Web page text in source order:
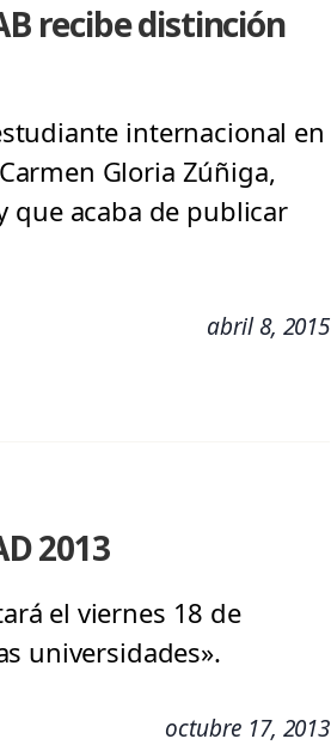
recibe distinción
internacional en
Gloria Zúñiga,
que acaba de publicar
abril 8, 2015
2013
el viernes 18 de
universidades».
octubre 17, 2013